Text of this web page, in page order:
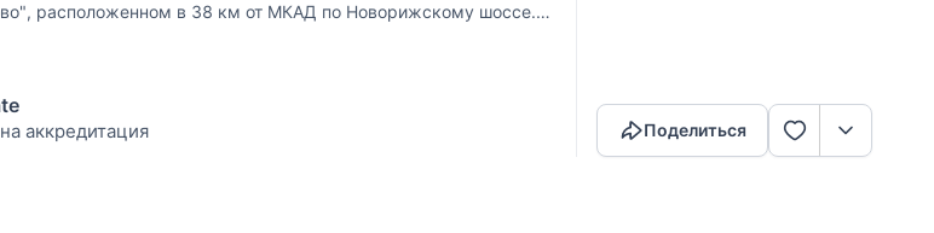
расположенном в 38 км от МКАД по Новорижскому шоссе.
аккредитация Поделиться